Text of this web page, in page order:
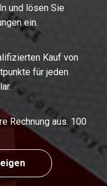
und lösen Sie
ein.
Kauf von
für jeden
Rechnung aus. 100